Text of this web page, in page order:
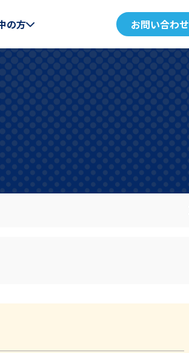
の方 お問い合わせ